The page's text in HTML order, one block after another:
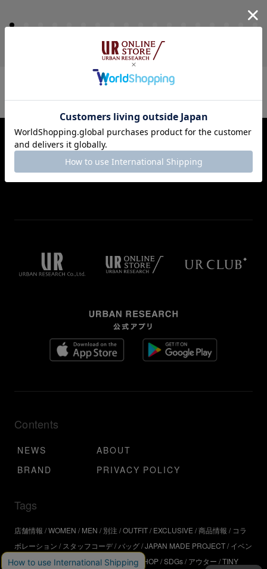
Contents
NEWS
ABOUT
BRAND
PRIVACY POLICY
Tags
店舗情報 WOMEN MEN 別注 OUTFIT EXCLUSIVE 商品情報
コラ
ボレーション
スタッフコーデ バッグ JAPAN MADE PROJECT イベン
ト アウトドア インタビュー WORKSHOP SDGs アウター TINY